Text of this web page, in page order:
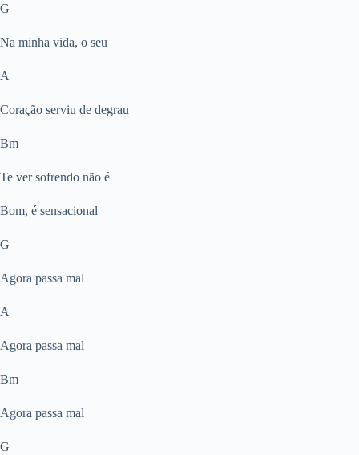
G
Na minha vida, o seu
A
Coração serviu de degrau
Bm
Te ver sofrendo não é
Bom, é sensacional
G
Agora passa mal
A
Agora passa mal
Bm
Agora passa mal
G